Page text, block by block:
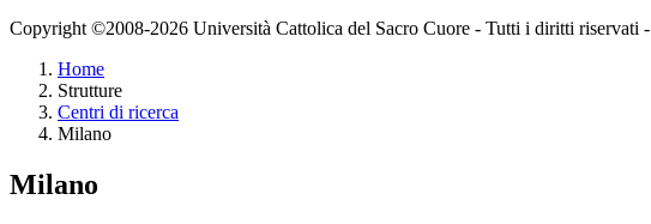
Copyright ©2008-2026 Università Cattolica del Sacro Cuore - Tutti i diritti riservati -
Home
Strutture
Centri di ricerca
Milano
Milano